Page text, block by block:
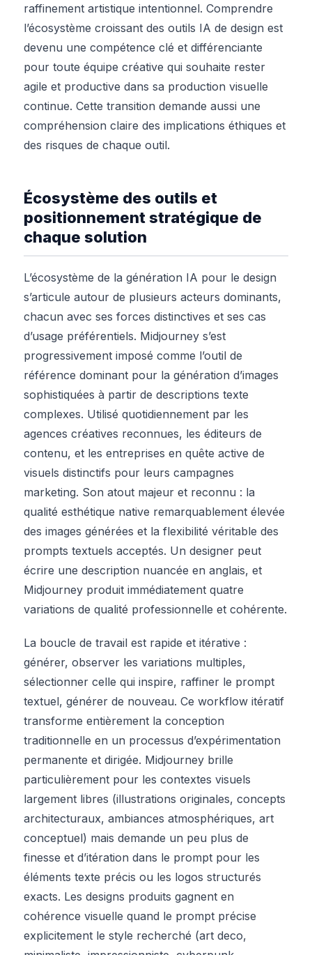
raffinement artistique intentionnel. Comprendre
l’écosystème croissant des outils IA de design est
devenu une compétence clé et différenciante
pour toute équipe créative qui souhaite rester
agile et productive dans sa production visuelle
continue. Cette transition demande aussi une
compréhension claire des implications éthiques et
des risques de chaque outil.
Écosystème des outils et
positionnement stratégique de
chaque solution
L’écosystème de la génération IA pour le design
s’articule autour de plusieurs acteurs dominants,
chacun avec ses forces distinctives et ses cas
d’usage préférentiels. Midjourney s’est
progressivement imposé comme l’outil de
référence dominant pour la génération d’images
sophistiquées à partir de descriptions texte
complexes. Utilisé quotidiennement par les
agences créatives reconnues, les éditeurs de
contenu, et les entreprises en quête active de
visuels distinctifs pour leurs campagnes
marketing. Son atout majeur et reconnu : la
qualité esthétique native remarquablement élevée
des images générées et la flexibilité véritable des
prompts textuels acceptés. Un designer peut
écrire une description nuancée en anglais, et
Midjourney produit immédiatement quatre
variations de qualité professionnelle et cohérente.
La boucle de travail est rapide et itérative :
générer, observer les variations multiples,
sélectionner celle qui inspire, raffiner le prompt
textuel, générer de nouveau. Ce workflow itératif
transforme entièrement la conception
traditionnelle en un processus d’expérimentation
permanente et dirigée. Midjourney brille
particulièrement pour les contextes visuels
largement libres (illustrations originales, concepts
architecturaux, ambiances atmosphériques, art
conceptuel) mais demande un peu plus de
finesse et d’itération dans le prompt pour les
éléments texte précis ou les logos structurés
exacts. Les designs produits gagnent en
cohérence visuelle quand le prompt précise
explicitement le style recherché (art deco,